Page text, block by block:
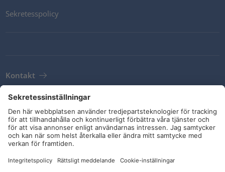
Sekretesspolicy
Kontakt
Leveransvillkor
Riktlinjer och åtaganden
Sociala medier